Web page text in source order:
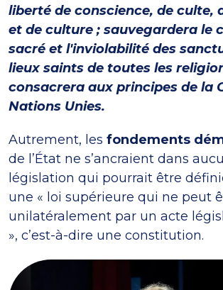
liberté de conscience, de culte,
et de culture ; sauvegardera le
sacré et l'inviolabilité des
lieux saints de toutes les
consacrera aux principes de la
Nations Unies.
Autrement, les fondements
de l’État ne s’ancraient dans
législation qui pourrait être
une « loi supérieure qui ne peut
unilatéralement par un acte
», c’est-à-dire une constitution.